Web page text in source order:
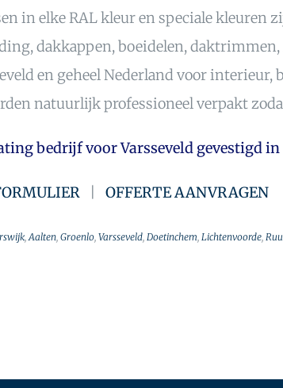
in elke RAL kleur en speciale kleuren
dakkappen, boeidelen, daktrimmen,
en geheel Nederland voor
natuurlijk professioneel verpakt
bedrijf voor Varsseveld gevestigd
|OFFERTE AANVRAGEN
,Aalten, Groenlo, Varsseveld, Doetinchem, Lichtenvoorde,